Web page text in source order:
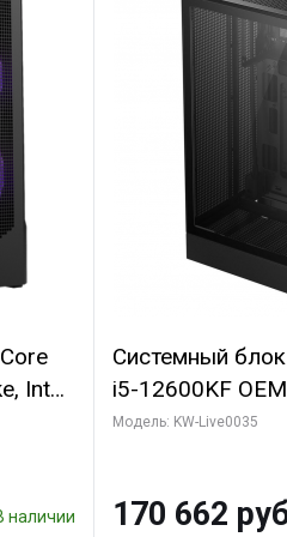
Intel
наличии
Системный
i5-12600KF
7, C10 4EC/
SSD)
Модель: KW-Live0035
170 662